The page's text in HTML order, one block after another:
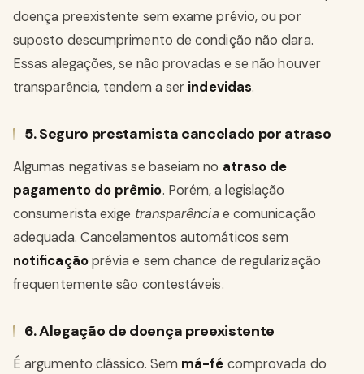
doença preexistente sem exame prévio, ou por
suposto descumprimento de condição não clara.
Essas alegações, se não provadas e se não houver
transparência, tendem a ser indevidas.
5. Seguro prestamista cancelado por atraso
Algumas negativas se baseiam no atraso de
pagamento do prêmio. Porém, a legislação
consumerista exige transparênciae comunicação
adequada. Cancelamentos automáticos sem
notificaçãoprévia e sem chance de regularização
frequentemente são contestáveis.
6. Alegação de doença preexistente
É argumento clássico. Sem má-fé comprovada do